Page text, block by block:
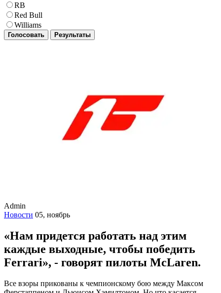
RB
Red Bull
Williams
Голосовать Результаты
Admin
Новости 05, ноябрь
«Нам придется работать над этим
каждые выходные, чтобы победить
Ferrari», - говорят пилоты McLaren.
Все взоры прикованы к чемпионскому бою между Максом